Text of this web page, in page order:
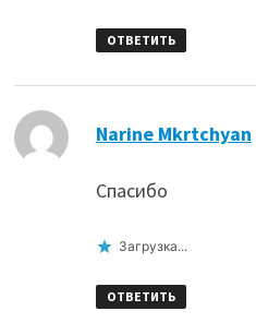
ОТВЕТИТЬ
Narine Mkrtchyan
Спасибо
Загрузка...
ОТВЕТИТЬ